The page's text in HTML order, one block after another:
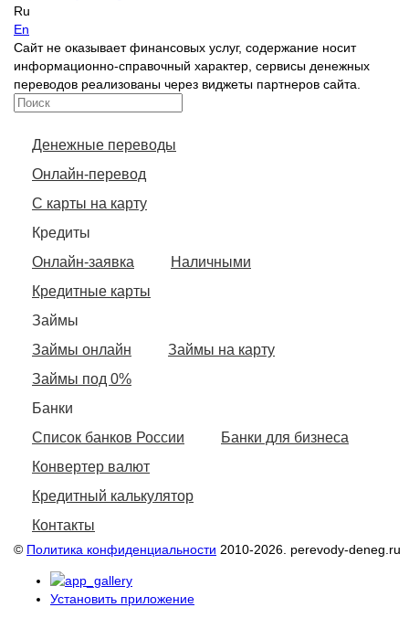
Ru
En
Сайт не оказывает финансовых услуг, содержание носит
информационно-справочный характер, сервисы денежных
переводов реализованы через виджеты партнеров сайта.
Денежные переводы
Онлайн-перевод
С карты на карту
Кредиты
Онлайн-заявка
Наличными
Кредитные карты
Займы
Займы онлайн
Займы на карту
Займы под 0%
Банки
Список банков России
Банки для бизнеса
Конвертер валют
Кредитный калькулятор
Контакты
© Политика конфиденциальности 2010-2026. perevody-deneg.ru
Установить приложение